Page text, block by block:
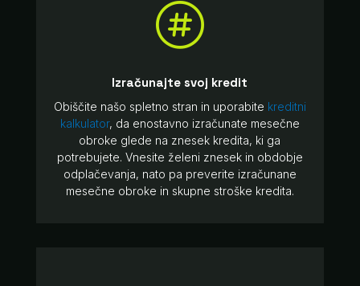

Izračunajte svoj kredit
Obiščite našo spletno stran in uporabite kreditni
kalkulator, da enostavno izračunate mesečne
obroke glede na znesek kredita, ki ga
potrebujete. Vnesite želeni znesek in obdobje
odplačevanja, nato pa preverite izračunane
mesečne obroke in skupne stroške kredita.